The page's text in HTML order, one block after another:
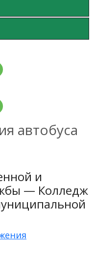
автобуса
и
— Колледж